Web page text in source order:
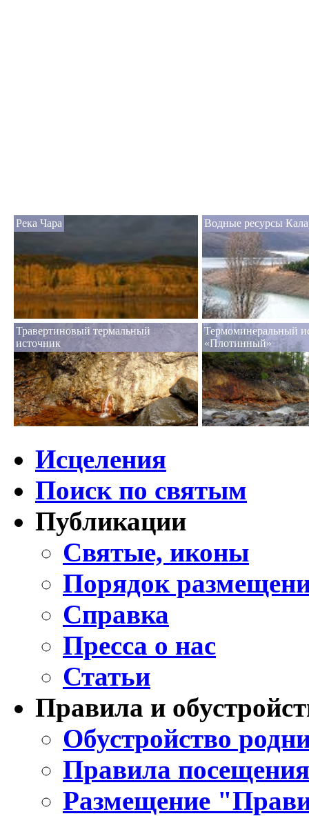
Река Чара Водные ресурсы
Травертиновый термальный
источник
Термоминеральный
«Плотинный»
Исцеления
Поиск по святым
Публикации
Святые, иконы
Порядок
Справка
Пресса о нас
Статьи
Правила и
Обустройство
Правила
Размещение